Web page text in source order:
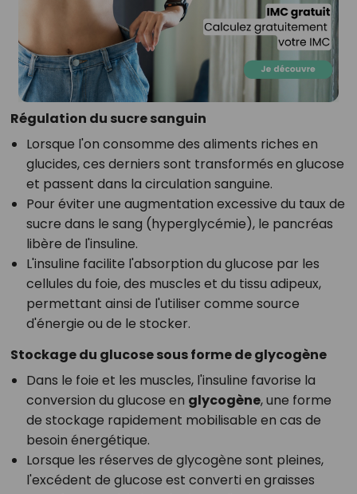
Régulation du sucre sanguin
Lorsque l'on consomme des aliments riches en
glucides, ces derniers sont transformés en glucose
et passent dans la circulation sanguine.
Pour éviter une augmentation excessive du taux de
sucre dans le sang (hyperglycémie), le pancréas
libère de l'insuline.
L'insuline facilite l'absorption du glucose par les
cellules du foie, des muscles et du tissu adipeux,
permettant ainsi de l'utiliser comme source
d'énergie ou de le stocker.
Stockage du glucose sous forme de glycogène
Dans le foie et les muscles, l'insuline favorise la
conversion du glucose en glycogène, une forme
de stockage rapidement mobilisable en cas de
besoin énergétique.
Lorsque les réserves de glycogène sont pleines,
l'excédent de glucose est converti en graisses